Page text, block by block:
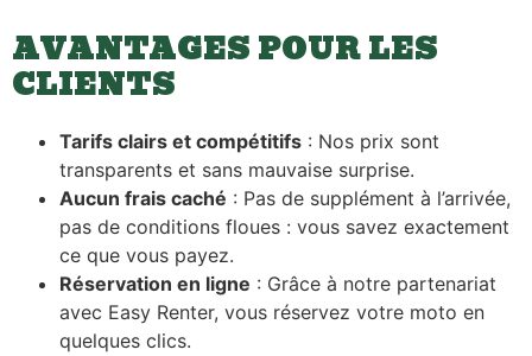
AVANTAGES POUR LES
CLIENTS
Tarifs clairs et compétitifs : Nos prix sont
transparents et sans mauvaise surprise.
Aucun frais caché : Pas de supplément à l’arrivée,
pas de conditions floues : vous savez exactement
ce que vous payez.
Réservation en ligne : Grâce à notre partenariat
avec Easy Renter, vous réservez votre moto en
quelques clics.